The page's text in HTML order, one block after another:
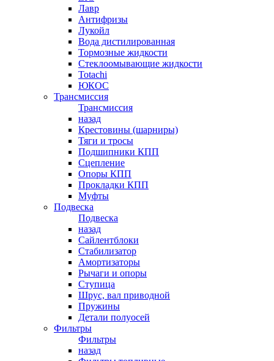
Лавр
Антифризы
Лукойл
Вода дистилированная
Тормозные жидкости
Стеклоомывающие жидкости
Totachi
ЮКОС
Трансмиссия
Трансмиссия
назад
Крестовины (шарниры)
Тяги и тросы
Подшипники КПП
Сцепление
Опоры КПП
Прокладки КПП
Муфты
Подвеска
Подвеска
назад
Сайлентблоки
Стабилизатор
Амортизаторы
Рычаги и опоры
Ступица
Шрус, вал приводной
Пружины
Детали полуосей
Фильтры
Фильтры
назад